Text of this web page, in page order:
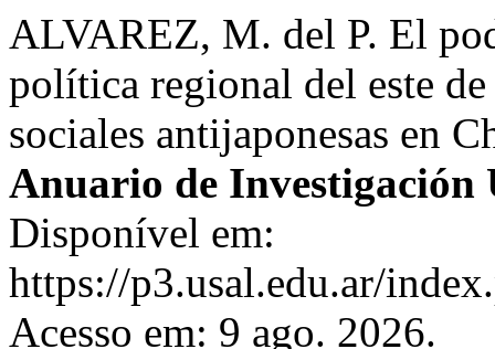
ALVAREZ, M. del P. El
política regional del este
sociales antijaponesas en
Anuario de Investigación
Disponível em:
https://p3.usal.edu.ar/
Acesso em: 9 ago. 2026.